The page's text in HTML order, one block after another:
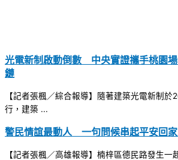
光電新制啟動倒數 中央實證攜手桃園
鏈
【記者張楓／綜合報導】隨著建築光電新制於
行，建築 ...
警民情誼最動人 一句問候串起平安回
【記者張楓／高雄報導】楠梓區德民路發生一